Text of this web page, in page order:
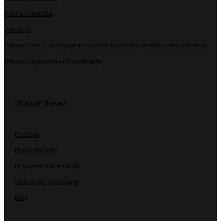
Politika kolačića
Jamstvo
Izjava o zaštiti i prikupljanju osobnih podataka, te njihovom korištenju
Izjava o sigurnosti online plaćanja
Korisni linkovi
Dostava
Način plaćanja
Prigovori i reklamacije
Opći uvjeti poslovanja
Blog